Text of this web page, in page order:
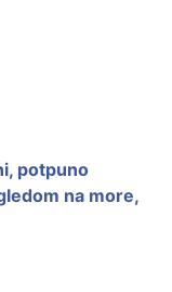
potpuno
na more,